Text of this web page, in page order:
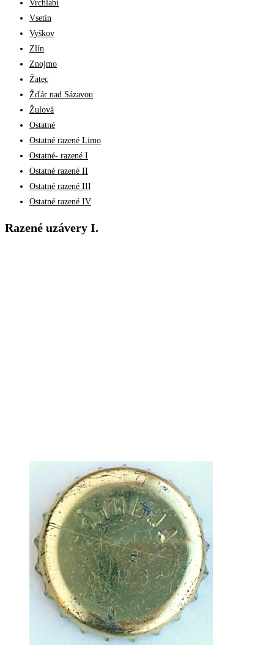
Vrchlabí
Vsetín
Vyškov
Zlín
Znojmo
Žatec
Žďár nad Sázavou
Žulová
Ostatné
Ostatné razené Limo
Ostatné- razené I
Ostatné razené II
Ostatné razené III
Ostatné razené IV
Razené uzávery I.